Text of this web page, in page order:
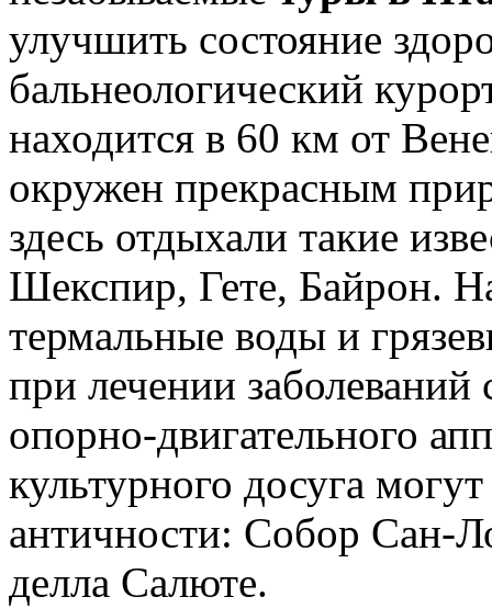
улучшить состояние
бальнеологический
находится в 60 км от
окружен прекрасным
здесь отдыхали такие
Шекспир, Гете, Байрон.
термальные воды и
при лечении заболеваний
опорно-двигательного
культурного досуга
античности: Собор Сан-
делла Салюте.